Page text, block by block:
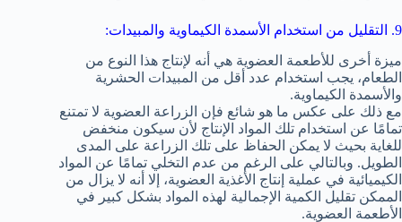
9. التقليل من استخدام الأسمدة الكيماوية والمبيدات:
ميزة أخرى للأطعمة العضوية هي أنه لإنتاج هذا النوع من
الطعام، يجب استخدام عدد أقل من المبيدات الحشرية
والأسمدة الكيماوية.
مع ذلك على عكس ما هو شائع فإن الزراعة العضوية لا تمتنع
تمامًا عن استخدام تلك المواد الإنتاج لأن سيكون منخفض
للغاية بحيث لا يمكن الحفاظ على تلك الزراعة على المدى
الطويل. وبالتالي على الرغم من عدم التخلي تمامًا عن المواد
الكيميائية في عملية إنتاج الأغذية العضوية، إلا أنه لا يزال من
الممكن تقليل الكمية الإجمالية لهذه المواد بشكل كبير في
الأطعمة العضوية.